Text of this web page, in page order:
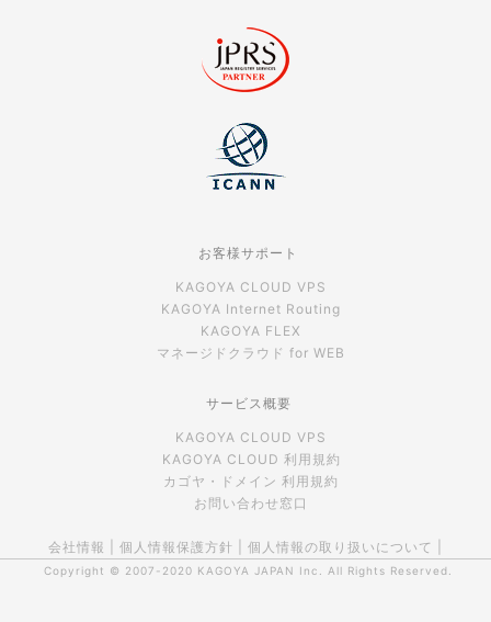
お客様サポート
KAGOYA CLOUD VPS
KAGOYA Internet Routing
KAGOYA FLEX
マネージドクラウド for WEB
サービス概要
KAGOYA CLOUD VPS
KAGOYA CLOUD 利用規約
カゴヤ・ドメイン 利用規約
お問い合わせ窓口
会社情報 個人情報保護方針 個人情報の取り扱いについて
Copyright © 2007-2020 KAGOYA JAPAN Inc. All Rights Reserved.